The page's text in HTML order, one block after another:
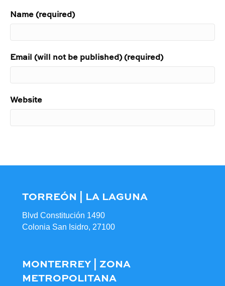
Name (required)
Email (will not be published) (required)
Website
TORREÓN | LA LAGUNA
Blvd Constitución 1490
Colonia San Isidro, 27100
MONTERREY | ZONA
METROPOLITANA